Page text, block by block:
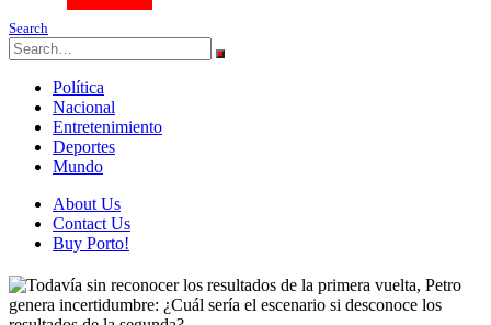
Search
Política
Nacional
Entretenimiento
Deportes
Mundo
About Us
Contact Us
Buy Porto!